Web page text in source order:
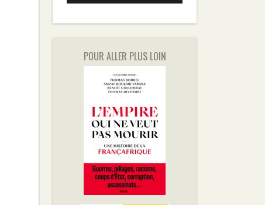
POUR ALLER PLUS LOIN